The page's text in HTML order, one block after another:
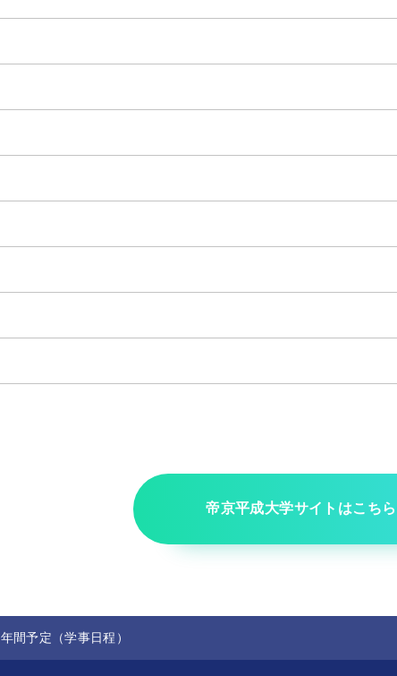
帝京平成大学サイトはこちら
年間予定（学事日程）